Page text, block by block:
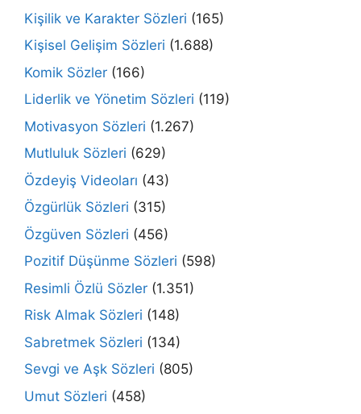
Kişilik ve Karakter Sözleri (165)
Kişisel Gelişim Sözleri (1.688)
Komik Sözler (166)
Liderlik ve Yönetim Sözleri (119)
Motivasyon Sözleri (1.267)
Mutluluk Sözleri (629)
Özdeyiş Videoları (43)
Özgürlük Sözleri (315)
Özgüven Sözleri (456)
Pozitif Düşünme Sözleri (598)
Resimli Özlü Sözler (1.351)
Risk Almak Sözleri (148)
Sabretmek Sözleri (134)
Sevgi ve Aşk Sözleri (805)
Umut Sözleri (458)